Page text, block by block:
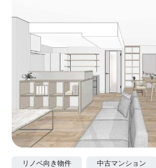
リノベ向き物件 中古マンション